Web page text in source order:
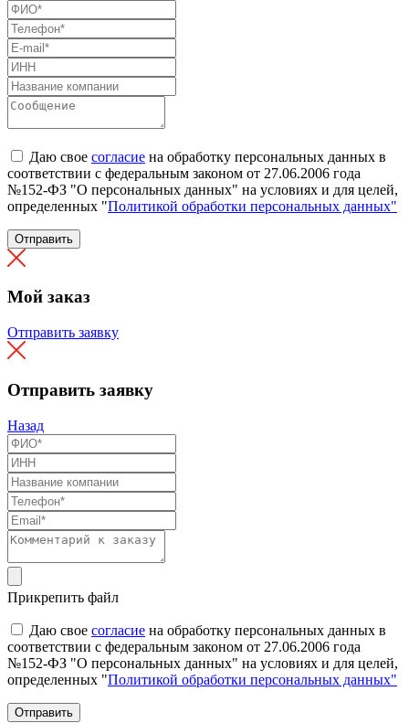
Даю свое согласие на обработку персональных данных в
соответствии с федеральным законом от 27.06.2006 года
№152-ФЗ "О персональных данных" на условиях и для целей,
определенных "Политикой обработки персональных данных"
Отправить
Мой заказ
Отправить заявку
Отправить заявку
Назад
Прикрепить файл
Даю свое согласие на обработку персональных данных в
соответствии с федеральным законом от 27.06.2006 года
№152-ФЗ "О персональных данных" на условиях и для целей,
определенных "Политикой обработки персональных данных"
Отправить